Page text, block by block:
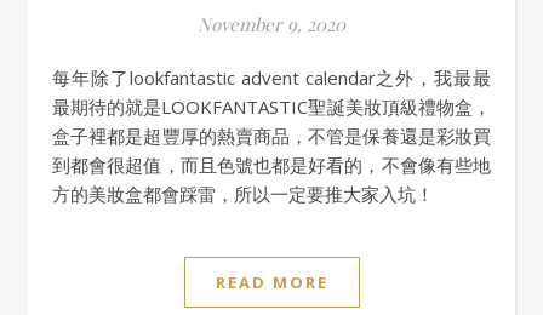
November 9, 2020
每年除了lookfantastic advent calendar之外，我最最
最期待的就是LOOKFANTASTIC聖誕美妝頂級禮物盒，
盒子裡都是超豐厚的熱賣商品，不管是保養還是彩妝買
到都會很超值，而且色號也都是好看的，不會像有些地
方的美妝盒都會踩雷，所以一定要推大家入坑！
READ MORE